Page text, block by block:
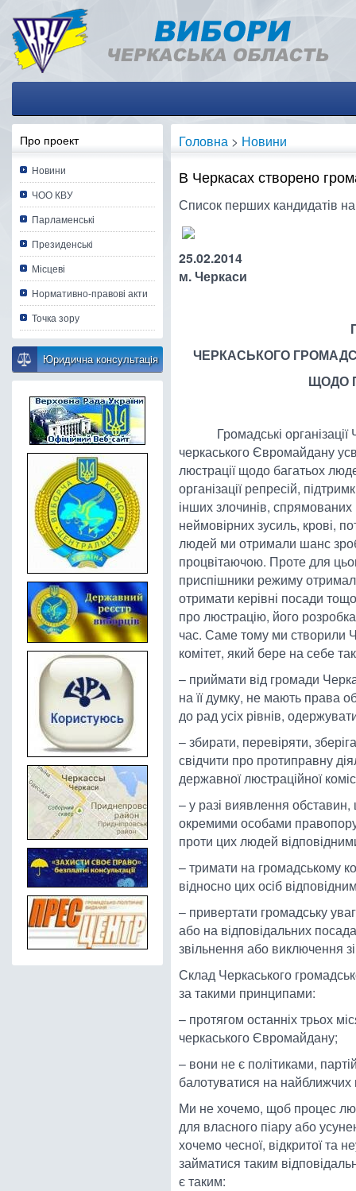
Про проект
Новини
ЧОО КВУ
Парламенські
Президенські
Місцеві
Нормативно-правові акти
Точка зору
Юридична консультацiя
Головна > Новини
В Черкасах створено
Список перших кандидатів
м. Черкаси
ЧЕРКАСЬКОГО
ЩОДО
Громадські організації
черкаського Євромайдану
люстрації щодо багатьох
організації репресій,
інших злочинів,
неймовірних зусиль, крові,
людей ми отримали шанс
процвітаючою. Проте для
приспішники режиму
отримати керівні посади
про люстрацію, його
час. Саме тому ми створили
комітет, який бере на себе
– приймати від громади
на її думку, не мають права
до рад усіх рівнів,
– збирати, перевіряти,
свідчити про протиправну
державної люстраційної
– у разі виявлення
окремими особами
проти цих людей
– тримати на громадському
відносно цих осіб
– привертати громадську
або на відповідальних
звільнення або виключення
Склад Черкаського
за такими принципами:
– протягом останніх трьох
черкаського Євромайдану;
– вони не є політиками,
балотуватися на найближчих
Ми не хочемо, щоб процес
для власного піару або
хочемо чесної, відкритої та
займатися таким
є таким: